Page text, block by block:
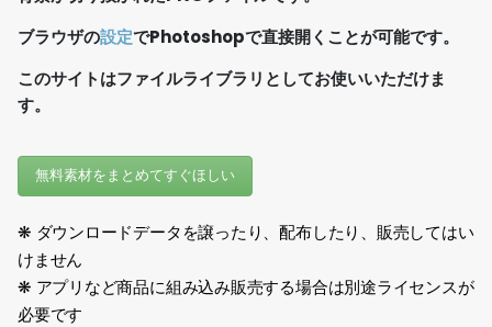
ブラウザの設定でPhotoshopで直接開くことが可能です。
このサイトはファイルライブラリとしてお使いいただけま
す。
無料素材をまとめてすぐほしい
❋ ダウンロードデータを譲ったり、配布したり、販売してはい
けません
❋ アプリなど商品に組み込み販売する場合は別途ライセンスが
必要です